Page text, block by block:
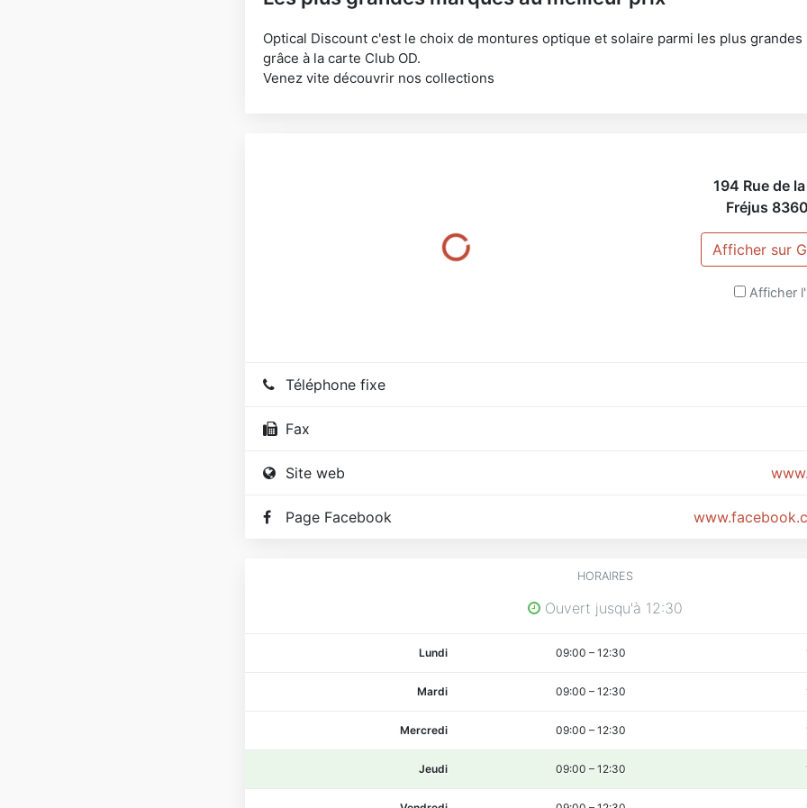
Optical Discount c'est le choix de montures optique et solaire parmi les plus
grâce à la carte Club OD.
Venez vite découvrir nos collections
194 Rue de
Fréjus
Afficher sur
Afficher
Téléphone fixe
Fax
Site web
Page Facebook
HORAIRES
Ouvert jusqu'à 12:30
Lundi 09:00 – 12:30
Mardi 09:00 – 12:30
Mercredi 09:00 – 12:30
Jeudi 09:00 – 12:30